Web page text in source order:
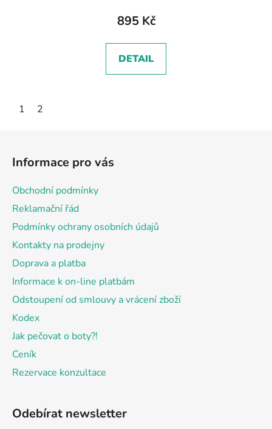
895 Kč
DETAIL
1 2
Informace pro vás
Obchodní podmínky
Reklamační řád
Podmínky ochrany osobních údajů
Kontakty na prodejny
Doprava a platba
Informace k on-line platbám
Odstoupení od smlouvy a vrácení zboží
Kodex
Jak pečovat o boty?!
Ceník
Rezervace konzultace
Odebírat newsletter